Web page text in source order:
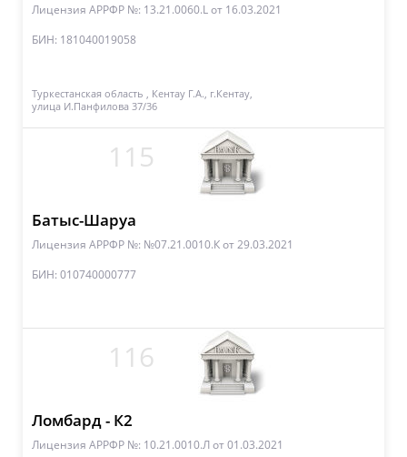
Лицензия АРРФР №: 13.21.0060.Lот 16.03.2021
БИН: 181040019058
Туркестанская область , Кентау Г.А., г.Кентау,
улица И.Панфилова 37/36
115
Батыс-Шаруа
Лицензия АРРФР №: №07.21.0010.Кот 29.03.2021
БИН: 010740000777
116
Ломбард - К2
Лицензия АРРФР №: 10.21.0010.Лот 01.03.2021